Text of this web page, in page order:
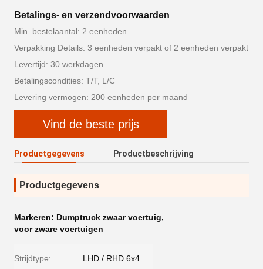
Betalings- en verzendvoorwaarden
Min. bestelaantal: 2 eenheden
Verpakking Details: 3 eenheden verpakt of 2 eenheden verpakt
Levertijd: 30 werkdagen
Betalingscondities: T/T, L/C
Levering vermogen: 200 eenheden per maand
Vind de beste prijs
Productgegevens Productbeschrijving
Productgegevens
Markeren: Dumptruck zwaar voertuig,
voor zware voertuigen
Strijdtype: LHD / RHD 6x4